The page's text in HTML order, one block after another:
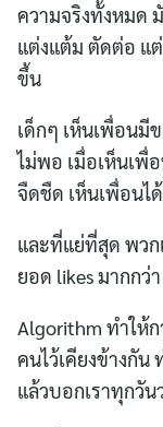
ความจริงทั้งหมด
แต่งแต้ม ตัดต่อ แ
ขึ้น
เด็กๆ เห็นเพื่อนมี
ไม่พอ เมื่อเห็นเพื่
จืดชืด เห็นเพื่อนไ
และที่แย่ที่สุด พวก
ยอด likes มากกว่
Algorithm ทำให้ก
คนไว้เคียงข้างกัน
แล้วบอกเราทุกวัน